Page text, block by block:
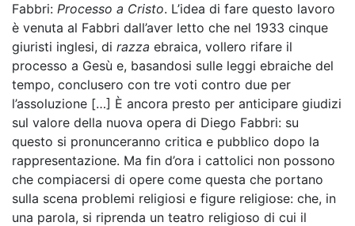
Fabbri: Processo a Cristo. L’idea di fare questo lavoro
è venuta al Fabbri dall’aver letto che nel 1933 cinque
giuristi inglesi, di razza ebraica, vollero rifare il
processo a Gesù e, basandosi sulle leggi ebraiche del
tempo, conclusero con tre voti contro due per
l’assoluzione […] È ancora presto per anticipare giudizi
sul valore della nuova opera di Diego Fabbri: su
questo si pronunceranno critica e pubblico dopo la
rappresentazione. Ma fin d’ora i cattolici non possono
che compiacersi di opere come questa che portano
sulla scena problemi religiosi e figure religiose: che, in
una parola, si riprenda un teatro religioso di cui il